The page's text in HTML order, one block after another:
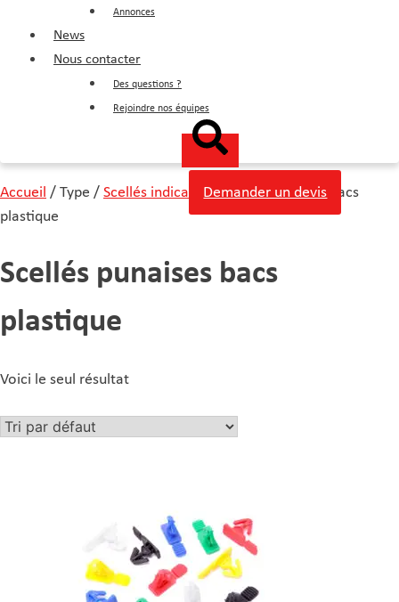
Annonces
News
Nous contacter
Des questions ?
Rejoindre nos équipes
Demander un devis
Accueil / Type / Scellés indicatifs/ Scellés punaises bacs
plastique
Scellés punaises bacs
plastique
Voici le seul résultat